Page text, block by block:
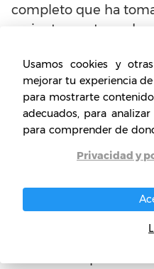
completo que ha
recientemente y
estudio de pilates se
requisitos como
alquilado en un lugar
tengan poder
clientes puedan
Otro requisito
ofrezca la privacidad,
Usamos cookies y
mejorar tu experiencia
para mostrarte
adecuados, para
para comprender de
Privacidad y